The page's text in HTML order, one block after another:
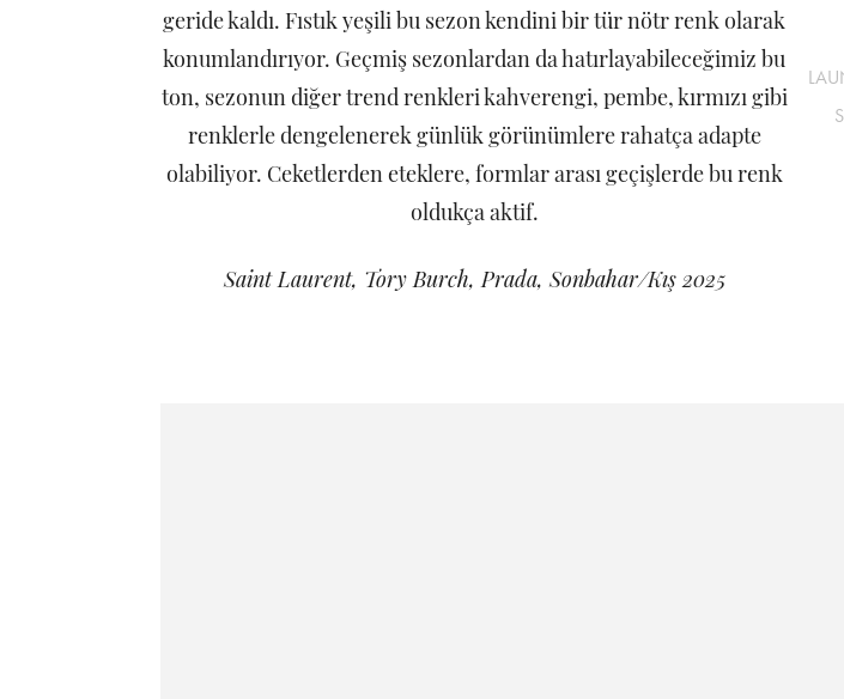
geride kaldı. Fıstık yeşili bu sezon kendini bir tür nötr renk olarak
konumlandırıyor. Geçmiş sezonlardan da hatırlayabileceğimiz bu
ton, sezonun diğer trend renkleri kahverengi, pembe, kırmızı gibi
renklerle dengelenerek günlük görünümlere rahatça adapte
olabiliyor. Ceketlerden eteklere, formlar arası geçişlerde bu renk
oldukça aktif.
Saint Laurent, Tory Burch, Prada, Sonbahar/Kış 2025